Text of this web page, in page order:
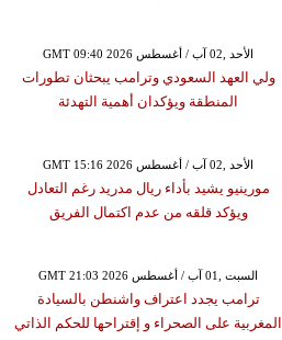
GMT 09:40 2026 الأحد ,02 آب / أغسطس
ولي العهد السعودي وترامب يبحثان تطورات
المنطقة ويؤكدان أهمية التهدئة
GMT 15:16 2026 الأحد ,02 آب / أغسطس
مورينيو يشيد بأداء ريال مدريد رغم التعادل
ويؤكد قلقه من عدم اكتمال الفريق
GMT 21:03 2026 السبت ,01 آب / أغسطس
ترامب يجدد اعتراف واشنطن بالسيادة
المغربية على الصحراء و إقتراحها للحكم الذاتي